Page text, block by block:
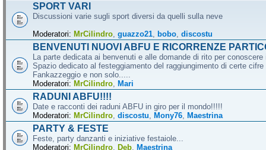
SPORT VARI
Discussioni varie sugli sport diversi da quelli sulla neve
Moderatori: MrCilindro guazzo21 bobo discostu
BENVENUTI NUOVI ABFU E RICORRENZE
La parte dedicata ai benvenuti e alle domande di rito per
Spazio dedicato al festeggiamento del raggiungimento di certe cifre
Fankazzeggio e non solo.....
Moderatori: MrCilindro Mari
RADUNI ABFU!!!!
Date e racconti dei raduni ABFU in giro per il mondo!!!!!
Moderatori: MrCilindro discostu Mony76 Maestrina
PARTY & FESTE
Feste, party danzanti e iniziative festaiole...
Moderatori: MrCilindro Deb Maestrina